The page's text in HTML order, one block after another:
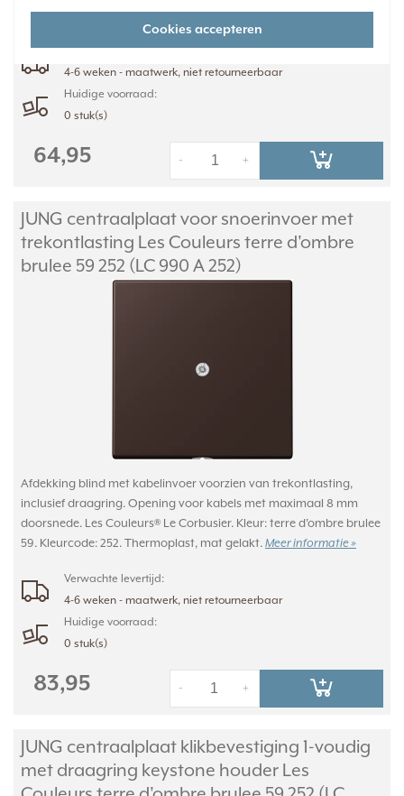
Cookies accepteren
informatie »
Verwachte levertijd:
4-6 weken - maatwerk, niet retourneerbaar
Huidige voorraad:
0 stuk(s)
64,95 +
-
JUNG centraalplaat voor snoerinvoer met
trekontlasting Les Couleurs terre d'ombre
brulee 59 252 (LC 990 A 252)
Afdekking blind met kabelinvoer voorzien van trekontlasting,
inclusief draagring. Opening voor kabels met maximaal 8 mm
doorsnede. Les Couleurs® Le Corbusier. Kleur: terre d'ombre brulee
59. Kleurcode: 252. Thermoplast, mat gelakt. Meer informatie »
Verwachte levertijd:
4-6 weken - maatwerk, niet retourneerbaar
Huidige voorraad:
0 stuk(s)
83,95 +
-
JUNG centraalplaat klikbevestiging 1-voudig
met draagring keystone houder Les